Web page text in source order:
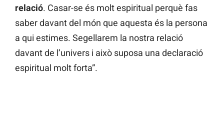
relació. Casar-se és molt espiritual perquè fas
saber davant del món que aquesta és la persona
a qui estimes. Segellarem la nostra relació
davant de l’univers i això suposa una declaració
espiritual molt forta”.